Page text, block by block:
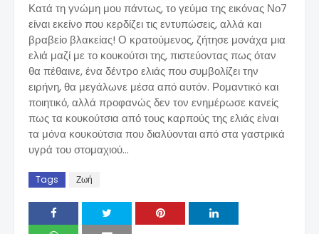
Κατά τη γνώμη μου πάντως, το γεύμα της εικόνας Νο7
είναι εκείνο που κερδίζει τις εντυπώσεις, αλλά και
βραβείο βλακείας! Ο κρατούμενος, ζήτησε μονάχα μια
ελιά μαζί με το κουκούτσι της, πιστεύοντας πως όταν
θα πέθαινε, ένα δέντρο ελιάς που συμβολίζει την
ειρήνη, θα μεγάλωνε μέσα από αυτόν. Ρομαντικό και
ποιητικό, αλλά προφανώς δεν τον ενημέρωσε κανείς
πως τα κουκούτσια από τους καρπούς της ελιάς είναι
τα μόνα κουκούτσια που διαλύονται από στα γαστρικά
υγρά του στομαχιού…
Tags Ζωή